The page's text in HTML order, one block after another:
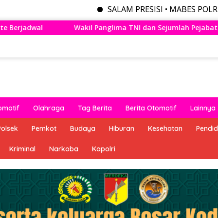
SALAM PRESISI • MABES POLRI
dan Sejumlah Pejabat Negara Terima Warga Kehormatan
Olahraga Tag Berita Berita Otomotif Lainnya
Pemkot Budaya Hiburan Kesehatan
Kriminal Narkoba Kapolri